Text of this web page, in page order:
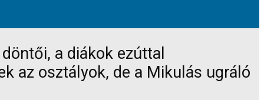
a diákok ezúttal
az osztályok, de a Mikulás ugráló